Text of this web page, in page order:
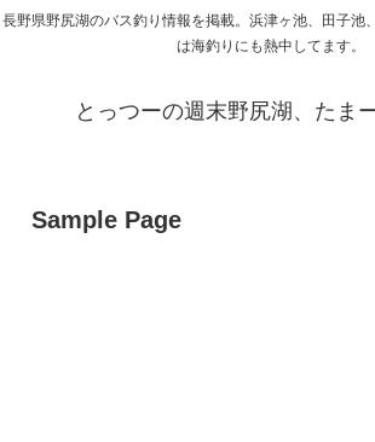
長野県野尻湖のバス釣り情報を掲載。浜津ヶ池、田子池
は海釣りにも熱中してます。
とっつーの週末野尻湖、たま
Sample Page